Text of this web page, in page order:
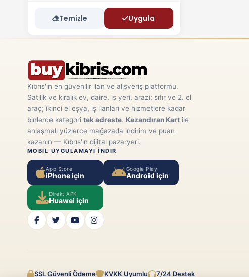
Temizle Uygula
Kıbrıs'ın en güvenilir ilan ve alışveriş platformu.
Satılık ve kiralık ev, daire, iş yeri, arazi; sıfır ve 2. el
araç; ikinci el eşya, iş ilanları ve hizmetlere kadar
binlerce kategori tek adreste. Kazandıran Kartile
anlaşmalı yüzlerce mağazada indirim ve puan
kazanın — Kıbrıs'ın dijital pazaryeri.
MOBIL UYGULAMAYI INDIR
App Store
iPhone için
Google Play
Android için
Direkt APK
Huawei için
SSL Güvenli Ödeme KVKK Uyumlu 7/24 Destek